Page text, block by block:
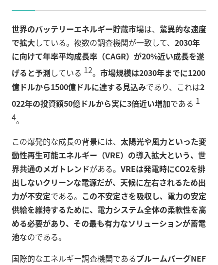
世界のバッテリーエネルギー貯蔵市場は、 驚異的な速度
で拡大している。複数の調査機関が一致して、 2030年
に向けて年率平均成長率（CAGR）が20%近い成長を遂
げると予測している 12。 市場規模は2030年までに1200
億ドルから1500億ドルに達する見込みであり、これは2
022年の投資額50億ドルから実に3倍近い増加である 1
4。
この爆発的な成長の背景には、 太陽光や風力といった変
動性再生可能エネルギー（VRE）の導入拡大という、世
界共通のメガトレンドがある。 VREは発電時にCO2を排
出しないクリーンな電源だが、天候に左右されるため出
力が不安定である。 この不安定さを吸収し、電力の安定
供給を維持するために、電力システム全体の柔軟性を高
める必要があり、その最も有力なソリューションが蓄電
池なのである。
国際的なエネルギー調査機関であるブルームバーグNEF